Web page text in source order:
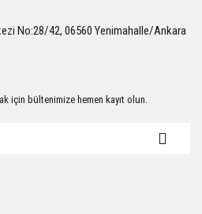
Gönder
No:28/42, 06560 Yenimahalle/Ankara
için bültenimize hemen kayıt olun.